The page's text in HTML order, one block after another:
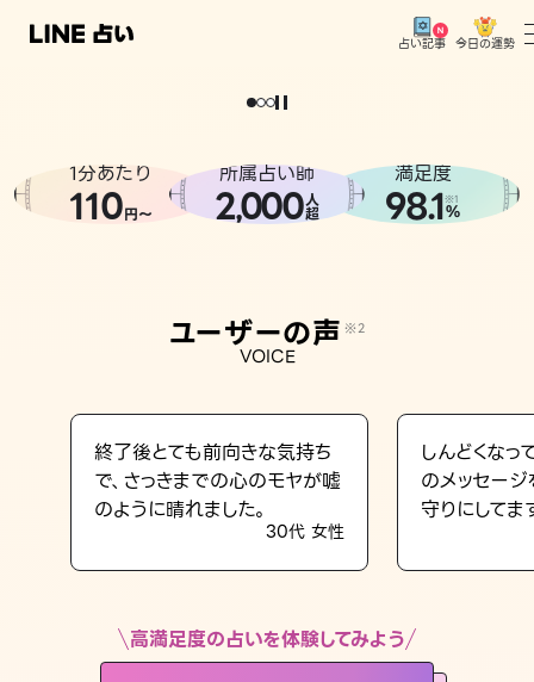
占い記事 今日の運勢
相談事例
LINE占いを開く
※LINEアプリ内のサービスページへ遷移します
どうせなら
。
1分あたり
110円〜
所属占い師
2,000人
超
満足度
98.1※1
%
ユーザーの声 ※2
VOICE
終了後とても前向きな気持ち
で、さっきまでの心のモヤが嘘
のように晴れました。
30代 女性
しんどくなっ
のメッセー
守りにしてま
高満足度の占いを体験してみよう